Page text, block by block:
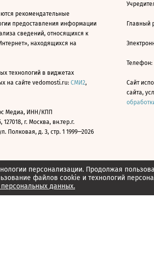
персонализации. Продолжая
файлов cookie и технологий
данных.
рекомендательные
предоставления информации
сведений, относящихся к
находящихся на
технологий в виджетах
на сайте vedomosti.ru: СМИ2,
Медиа, ИНН/КПП
127018, г. Москва, вн.тер.г.
Полковая, д. 3, стр. 1 1999—2026
Главный
Телефон:
Сайт
сайта,